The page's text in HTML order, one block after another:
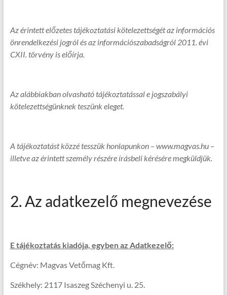
Az érintett előzetes tájékoztatási kötelezettségét az információs
önrendelkezési jogról és az információszabadságról 2011. évi
CXII. törvény is előírja.
Az alábbiakban olvasható tájékoztatással e jogszabályi
kötelezettségünknek teszünk eleget.
A tájékoztatást közzé tesszük honlapunkon – www.magvas.hu –
illetve az érintett személy részére írásbeli kérésére megküldjük.
2. Az adatkezelő megnevezése
E tájékoztatás kiadója, egyben az Adatkezelő:
Cégnév: Magvas Vetőmag Kft.
Székhely: 2117 Isaszeg Széchenyi u. 25.